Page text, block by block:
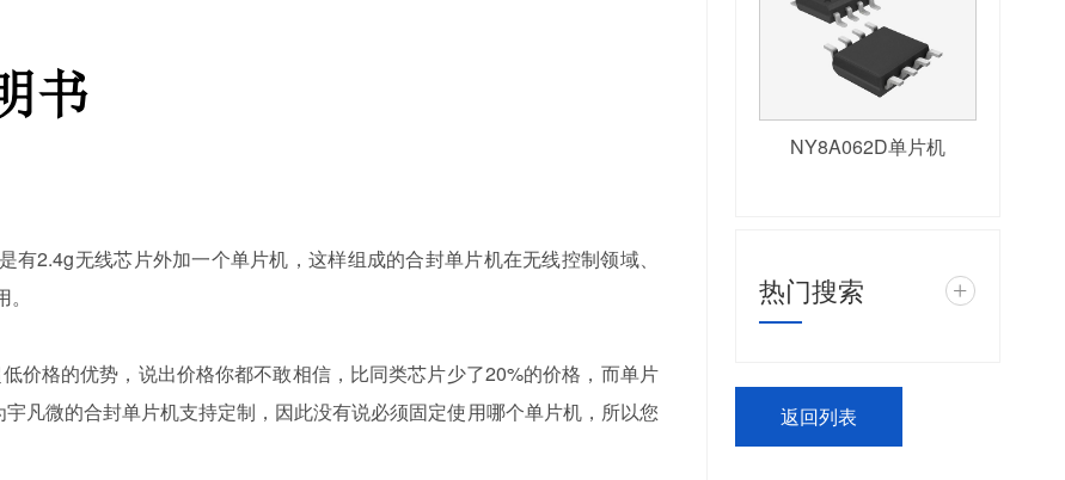
2.4g无线芯片外加一个单片机，这样组成的合封单片机在无线控制领域、
价格的优势，说出价格你都不敢相信，比同类芯片少了20%的价格，而单片
凡微的合封单片机支持定制，因此没有说必须固定使用哪个单片机，所以您
NY8A062D单片机
热门搜索 +
返回列表